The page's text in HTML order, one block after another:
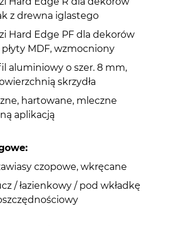
z drewna iglastego
Hard Edge PF dla dekorów
płyty MDF, wzmocniony
aluminiowy o szer. 8 mm,
skrzydła
hartowane, mleczne
aplikacją
czopowe, wkręcane
/ łazienkowy / pod wkładkę